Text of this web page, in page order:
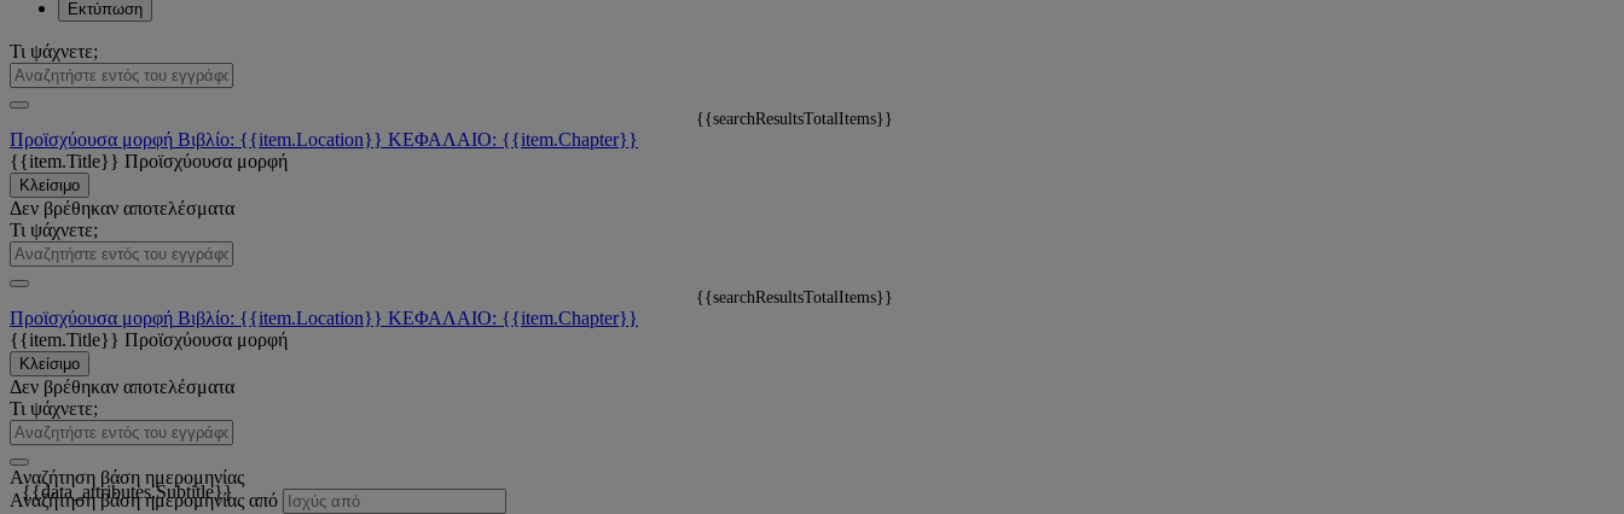
Εκτύπωση
Τι ψάχνετε;
{{searchResultsTotalItems}}
Προϊσχύουσα μορφή Βιβλίο: {{item.Location}} ΚΕΦΑΛΑΙΟ: {{item.Chapter}}
{{item.Title}} Προϊσχύουσα μορφή
Κλείσιμο
Δεν βρέθηκαν αποτελέσματα
Τι ψάχνετε;
{{searchResultsTotalItems}}
Προϊσχύουσα μορφή Βιβλίο: {{item.Location}} ΚΕΦΑΛΑΙΟ: {{item.Chapter}}
{{item.Title}} Προϊσχύουσα μορφή
Κλείσιμο
Δεν βρέθηκαν αποτελέσματα
Τι ψάχνετε;
Αναζήτηση βάση ημερομηνίας
Αναζήτηση βάση ημερομηνίας από
{{data_attributes.Subtitle}}